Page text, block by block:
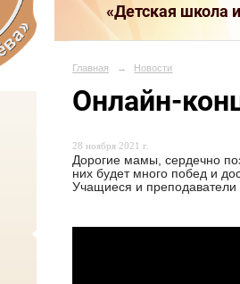
«Детская школа
Главная → Новости
Онлайн-
28 ноября 2021 г.
Дорогие мамы, сердечно
них будет много побед и
Учащиеся и преподаватели